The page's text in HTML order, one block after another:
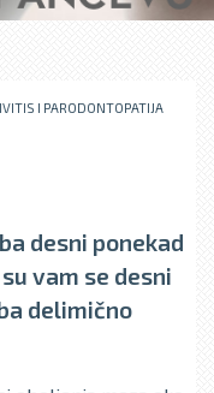
I PARODONTOPATIJA
desni ponekad
vam se desni
delimično